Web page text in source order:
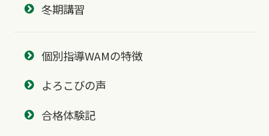
冬期講習
個別指導WAMの特徴
よろこびの声
合格体験記